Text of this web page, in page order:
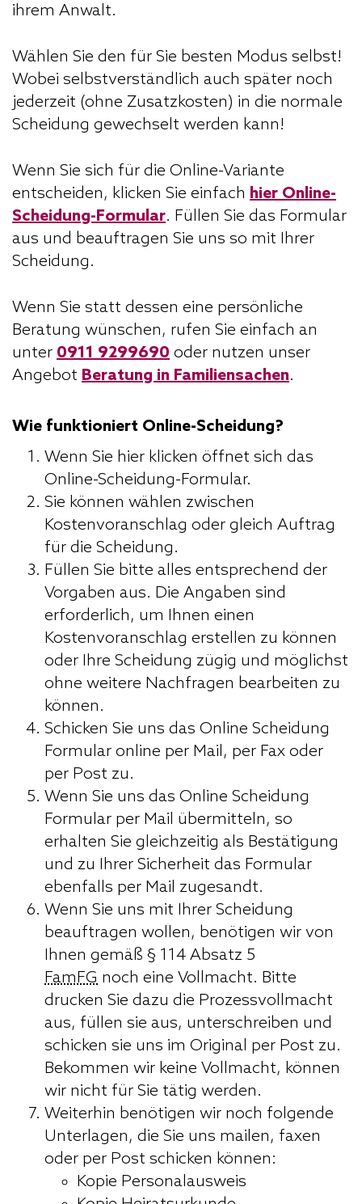
ihrem Anwalt.
Wählen Sie den für Sie besten Modus selbst!
Wobei selbstverständlich auch später noch
jederzeit (ohne Zusatzkosten) in die normale
Scheidung gewechselt werden kann!
Wenn Sie sich für die Online-Variante
entscheiden, klicken Sie einfach hier Online-
Scheidung-Formular. Füllen Sie das Formular
aus und beauftragen Sie uns so mit Ihrer
Scheidung.
Wenn Sie statt dessen eine persönliche
Beratung wünschen, rufen Sie einfach an
unter 0911 9299690 oder nutzen unser
Angebot Beratung in Familiensachen.
Wie funktioniert Online-Scheidung?
Wenn Sie hier klicken öffnet sich das
Online-Scheidung-Formular.
Sie können wählen zwischen
Kostenvoranschlag oder gleich Auftrag
für die Scheidung.
Füllen Sie bitte alles entsprechend der
Vorgaben aus. Die Angaben sind
erforderlich, um Ihnen einen
Kostenvoranschlag erstellen zu können
oder Ihre Scheidung zügig und möglichst
ohne weitere Nachfragen bearbeiten zu
können.
Schicken Sie uns das Online Scheidung
Formular online per Mail, per Fax oder
per Post zu.
Wenn Sie uns das Online Scheidung
Formular per Mail übermitteln, so
erhalten Sie gleichzeitig als Bestätigung
und zu Ihrer Sicherheit das Formular
ebenfalls per Mail zugesandt.
Wenn Sie uns mit Ihrer Scheidung
beauftragen wollen, benötigen wir von
Ihnen gemäß § 114 Absatz 5
FamFG noch eine Vollmacht. Bitte
drucken Sie dazu die Prozessvollmacht
aus, füllen sie aus, unterschreiben und
schicken sie uns im Original per Post zu.
Bekommen wir keine Vollmacht, können
wir nicht für Sie tätig werden.
Weiterhin benötigen wir noch folgende
Unterlagen, die Sie uns mailen, faxen
oder per Post schicken können:
Kopie Personalausweis